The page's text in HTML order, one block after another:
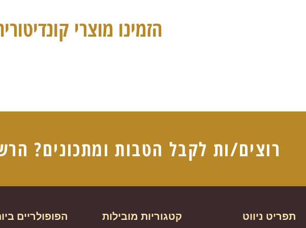
הזמינו מוצרי
רוצים/ות לקבל הטבות ומתכונים?
תפריט ניווט קטגוריות מובילות הפופולריים